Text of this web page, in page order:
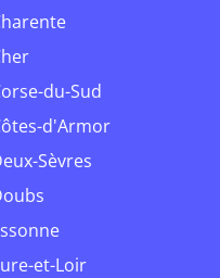
Charente
Cher
Corse-du-Sud
Côtes-d'Armor
Deux-Sèvres
Doubs
Essonne
Eure-et-Loir